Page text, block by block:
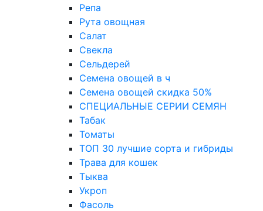
Репа
Рута овощная
Салат
Свекла
Сельдерей
Семена овощей в ч
Семена овощей скидка 50%
СПЕЦИАЛЬНЫЕ СЕРИИ СЕМЯН
Табак
Томаты
ТОП 30 лучшие сорта и гибриды
Трава для кошек
Тыква
Укроп
Фасоль